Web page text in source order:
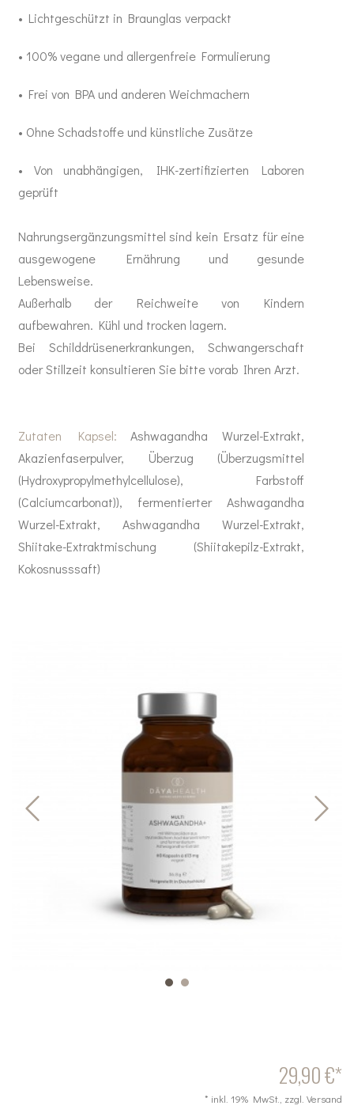
• Lichtgeschützt in Braunglas verpackt
• 100% vegane und allergenfreie Formulierung
• Frei von BPA und anderen Weichmachern
• Ohne Schadstoffe und künstliche Zusätze
• Von unabhängigen, IHK-zertifizierten Laboren
geprüft
Nahrungsergänzungsmittel sind kein Ersatz für eine
ausgewogene Ernährung und gesunde
Lebensweise.
Außerhalb der Reichweite von Kindern
aufbewahren. Kühl und trocken lagern.
Bei Schilddrüsenerkrankungen, Schwangerschaft
oder Stillzeit konsultieren Sie bitte vorab Ihren Arzt.
Zutaten Kapsel: Ashwagandha Wurzel-Extrakt,
Akazienfaserpulver, Überzug (Überzugsmittel
(Hydroxypropylmethylcellulose), Farbstoff
(Calciumcarbonat)), fermentierter Ashwagandha
Wurzel-Extrakt, Ashwagandha Wurzel-Extrakt,
Shiitake-Extraktmischung (Shiitakepilz-Extrakt,
Kokosnusssaft)
29,90 €*
* inkl. 19% MwSt., zzgl. Versand
Mundhygiene
Healthy Presents
Bücher
Trinkflaschen